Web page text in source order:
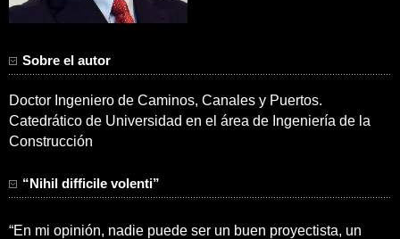
Sobre el autor
Doctor Ingeniero de Caminos, Canales y Puertos.
Catedrático de Universidad en el área de Ingeniería de la
Construcción
“Nihil difficile volenti”
“En mi opinión, nadie puede ser un buen proyectista, un